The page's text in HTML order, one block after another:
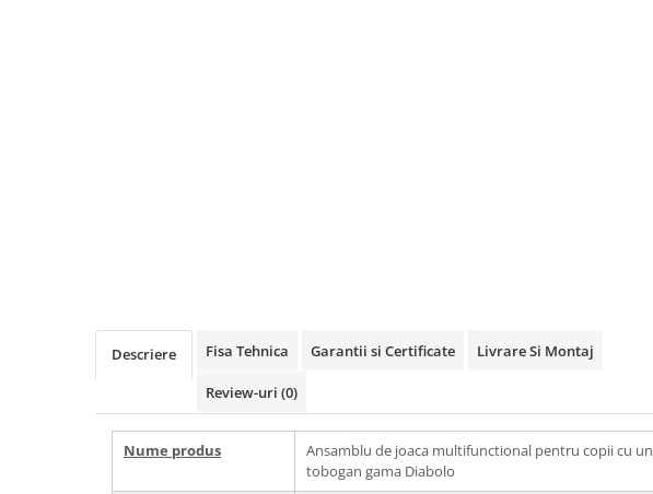
Foisoare si pergole
Rastel BicicleteDescriere Fisa Tehnica Garantii si Certificate Livrare Si Montaj
Review-uri (0)
Nume produs
Ansamblu de joaca multifunctional pentru copii cu un
tobogan gama Diabolo